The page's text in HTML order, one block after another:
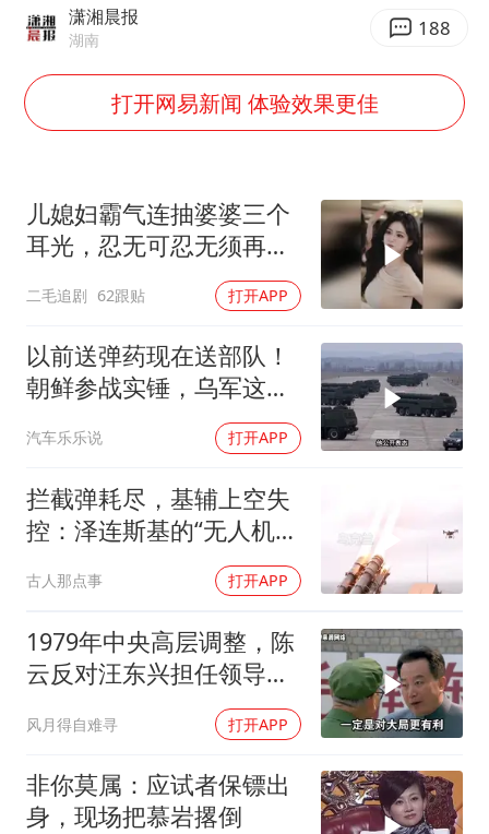
夏日经济乘“热”而上 消费市场向“新”而行
酒店回应车内过夜被收150元
杭州全市有序停课
36岁男演员成景区NPC后人气爆棚
乐享全民健身 共筑健康中国
潇湘晨报
湖南 188
打开网易新闻 体验效果更佳
儿媳妇霸气连抽婆婆三个
耳光，忍无可忍无须再
二毛追剧 62跟贴 打开APP
以前送弹药现在送部队！
朝鲜参战实锤，乌军这波
汽车乐乐说 打开APP
拦截弹耗尽，基辅上空失
控：泽连斯基的“无人机神
话”为何突然没人提了
古人那点事 打开APP
1979年中央高层调整，陈
云反对汪东兴担任领导职
风月得自难寻 打开APP
非你莫属：应试者保镖出
身，现场把慕岩撂倒